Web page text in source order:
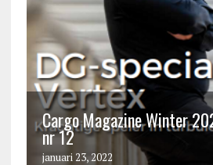
Cargo Magazine Winter
nr 12
januari 23, 2022